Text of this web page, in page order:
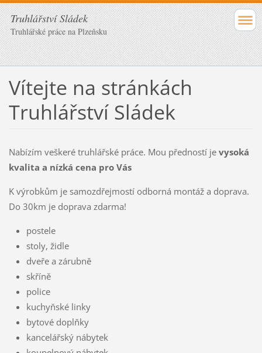
Truhlářství Sládek
Truhlářské práce na Plzeňsku
Vítejte na stránkách
Truhlářství Sládek
Nabízím veškeré truhlářské práce. Mou předností jevysoká
kvalita a nízká cena pro Vás
K výrobkům je samozdřejmostí odborná montáž a doprava.
Do 30km je doprava zdarma!
postele
stoly, židle
dveře a zárubně
skříně
police
kuchyňské linky
bytové doplňky
kancelářský nábytek